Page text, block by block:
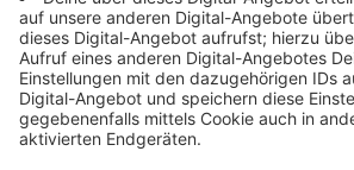
(Sommerzeit), sowie um 2.27, 3.27
dem Schwelmer Bahnhof fahren
Richtung Sprockhövel/Hattingen/
1.48 und 2.48 Uhr (Sommerzeit)
Uhr (Winterzeit). Von Sprockhövel
Busbahnhof geht es in diese